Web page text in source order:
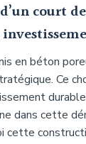
court
en béton
Ce
dans cette
cette